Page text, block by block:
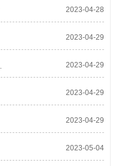
2023-04-28
2023-04-29
2023-04-29
2023-04-29
2023-04-29
2023-05-04